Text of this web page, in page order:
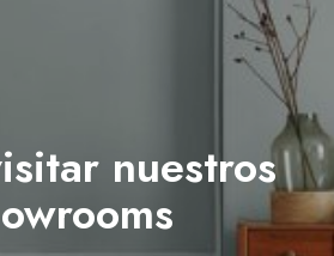
nuestros